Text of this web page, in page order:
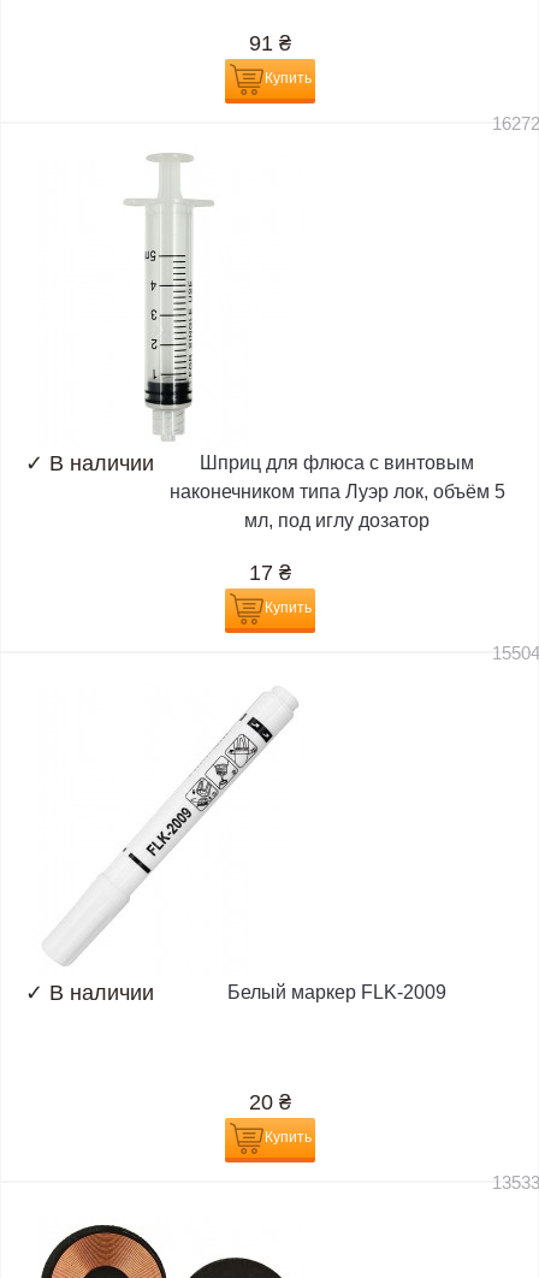
91 ₴
Купить
✓ В наличии
Шприц для флюса с винтовым
наконечником типа Луэр лок, объём 5
мл, под иглу дозатор
17 ₴
Купить
✓ В наличии Белый маркер FLK-2009
20 ₴
Купить